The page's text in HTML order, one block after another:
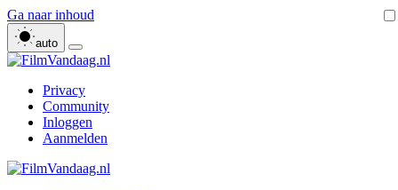
Ga naar inhoud
auto
Privacy
Community
Inloggen
Aanmelden